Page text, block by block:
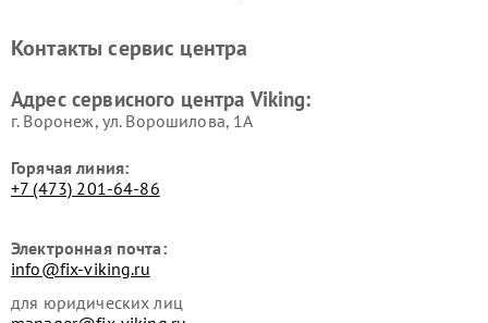
Контакты сервис центра
Адрес сервисного центра Viking:
г. Воронеж, ул. Ворошилова, 1А
Горячая линия:
+7 (473) 201-64-86
Электронная почта:
info@fix-viking.ru
для юридических лиц